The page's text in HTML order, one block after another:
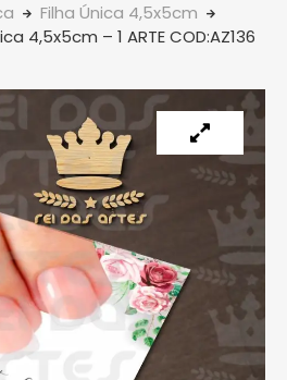
Filha Única 4,5x5cm
4,5x5cm – 1 ARTE COD:AZ136